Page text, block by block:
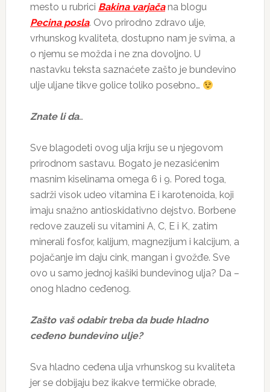
mesto u rubrici Bakina varjačana blogu
Pecina posla. Ovo prirodno zdravo ulje,
vrhunskog kvaliteta, dostupno nam je svima, a
o njemu se možda i ne zna dovoljno. U
nastavku teksta saznaćete zašto je bundevino
ulje uljane tikve golice toliko posebno…
Znate li da…
Sve blagodeti ovog ulja kriju se u njegovom
prirodnom sastavu. Bogato je nezasićenim
masnim kiselinama omega 6 i 9. Pored toga,
sadrži visok udeo vitamina E i karotenoida, koji
imaju snažno antioskidativno dejstvo. Borbene
redove zauzeli su vitamini A, C, E i K, zatim
minerali fosfor, kalijum, magnezijum i kalcijum, a
pojačanje im daju cink, mangan i gvožđe. Sve
ovo u samo jednoj kašiki bundevinog ulja? Da –
onog hladno ceđenog.
Zašto vaš odabir treba da bude hladno
ceđeno bundevino ulje?
Sva hladno ceđena ulja vrhunskog su kvaliteta
jer se dobijaju bez ikakve termičke obrade,